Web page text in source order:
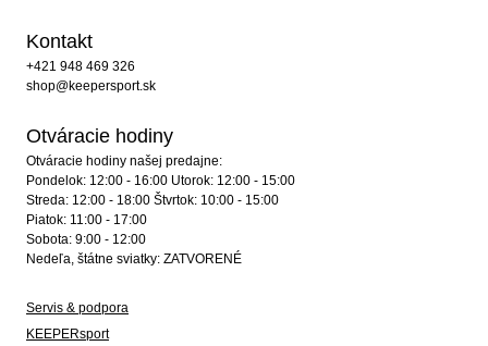
Kontakt
+421 948 469 326
shop@keepersport.sk
Otváracie hodiny
Otváracie hodiny našej predajne:
Pondelok: 12:00 - 16:00 Utorok: 12:00 - 15:00
Streda: 12:00 - 18:00 Štvrtok: 10:00 - 15:00
Piatok: 11:00 - 17:00
Sobota: 9:00 - 12:00
Nedeľa, štátne sviatky: ZATVORENÉ
Servis & podpora
KEEPERsport